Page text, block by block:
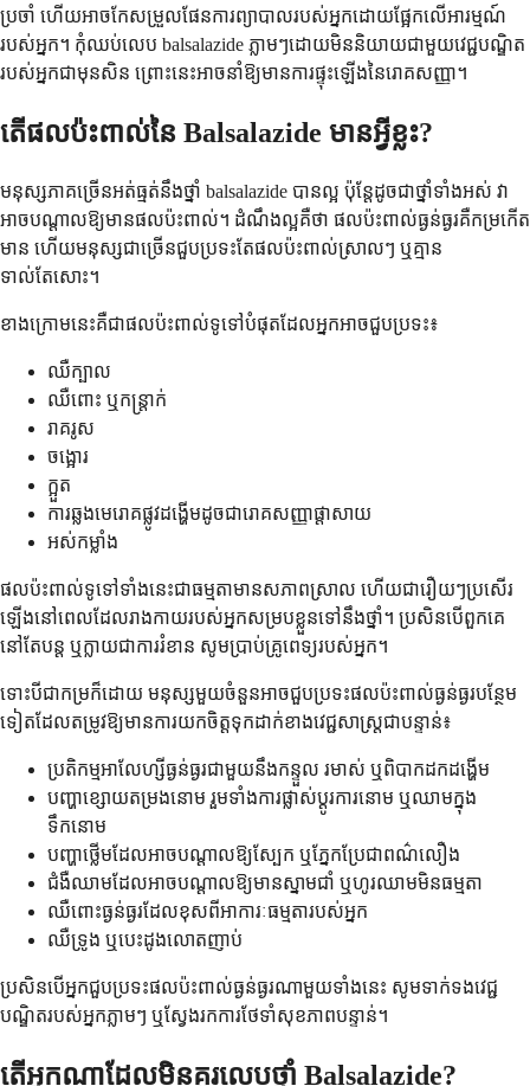
ប្រចាំ ហើយអាចកែសម្រួលផែនការព្យាបាលរបស់អ្នកដោយផ្អែកលើអារម្មណ៍
របស់អ្នក។ កុំឈប់លេប balsalazide ភ្លាមៗដោយមិននិយាយជាមួយវេជ្ជបណ្ឌិត
របស់អ្នកជាមុនសិន ព្រោះនេះអាចនាំឱ្យមានការផ្ទុះឡើងនៃរោគសញ្ញា។
តើផលប៉ះពាល់នៃ Balsalazide មានអ្វីខ្លះ?
មនុស្សភាគច្រើនអត់ធ្មត់នឹងថ្នាំ balsalazide បានល្អ ប៉ុន្តែដូចជាថ្នាំទាំងអស់ វា
អាចបណ្តាលឱ្យមានផលប៉ះពាល់។ ដំណឹងល្អគឺថា ផលប៉ះពាល់ធ្ងន់ធ្ងរគឺកម្រកើត
មាន ហើយមនុស្សជាច្រើនជួបប្រទះតែផលប៉ះពាល់ស្រាលៗ ឬគ្មាន
ទាល់តែសោះ។
ខាងក្រោមនេះគឺជាផលប៉ះពាល់ទូទៅបំផុតដែលអ្នកអាចជួបប្រទះ៖
ឈឺក្បាល
ឈឺពោះ ឬកន្ត្រាក់
រាគរូស
ចង្អោរ
ក្អួត
ការឆ្លងមេរោគផ្លូវដង្ហើមដូចជារោគសញ្ញាផ្តាសាយ
អស់កម្លាំង
ផលប៉ះពាល់ទូទៅទាំងនេះជាធម្មតាមានសភាពស្រាល ហើយជារឿយៗប្រសើរ
ឡើងនៅពេលដែលរាងកាយរបស់អ្នកសម្របខ្លួនទៅនឹងថ្នាំ។ ប្រសិនបើពួកគេ
នៅតែបន្ត ឬក្លាយជាការរំខាន សូមប្រាប់គ្រូពេទ្យរបស់អ្នក។
ទោះបីជាកម្រក៏ដោយ មនុស្សមួយចំនួនអាចជួបប្រទះផលប៉ះពាល់ធ្ងន់ធ្ងរបន្ថែម
ទៀតដែលតម្រូវឱ្យមានការយកចិត្តទុកដាក់ខាងវេជ្ជសាស្ត្រជាបន្ទាន់៖
ប្រតិកម្មអាលែហ្សីធ្ងន់ធ្ងរជាមួយនឹងកន្ទួល រមាស់ ឬពិបាកដកដង្ហើម
បញ្ហាខ្សោយតម្រងនោម រួមទាំងការផ្លាស់ប្តូរការនោម ឬឈាមក្នុង
ទឹកនោម
បញ្ហាថ្លើមដែលអាចបណ្តាលឱ្យស្បែក ឬភ្នែកប្រែជាពណ៌លឿង
ជំងឺឈាមដែលអាចបណ្តាលឱ្យមានស្នាមជាំ ឬហូរឈាមមិនធម្មតា
ឈឺពោះធ្ងន់ធ្ងរដែលខុសពីអាការៈធម្មតារបស់អ្នក
ឈឺទ្រូង ឬបេះដូងលោតញាប់
ប្រសិនបើអ្នកជួបប្រទះផលប៉ះពាល់ធ្ងន់ធ្ងរណាមួយទាំងនេះ សូមទាក់ទងវេជ្ជ
បណ្ឌិតរបស់អ្នកភ្លាមៗ ឬស្វែងរកការថែទាំសុខភាពបន្ទាន់។
តើអ្នកណាដែលមិនគួរលេបថ្នាំ Balsalazide?